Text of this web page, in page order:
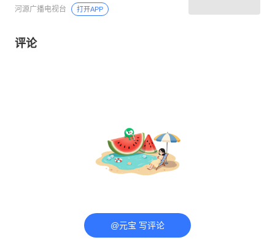
河源广播电视台 打开APP
评论
@元宝 写评论